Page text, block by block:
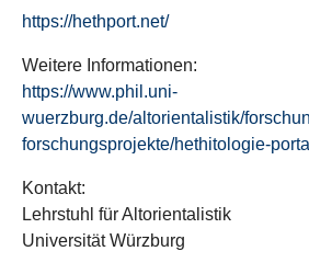
https://hethport.net/
Weitere Informationen:
https://www.phil.uni-
wuerzburg.de/altorientalistik/
forschungsprojekte/hethitologie-
Kontakt:
Lehrstuhl für Altorientalistik
Universität Würzburg